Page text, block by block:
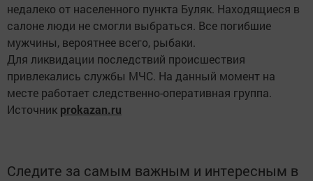
недалеко от населенного пункта Буляк. Находящиеся в
салоне люди не смогли выбраться. Все погибшие
мужчины, вероятнее всего, рыбаки.
Для ликвидации последствий происшествия
привлекались службы МЧС. На данный момент на
месте работает следственно-оперативная группа.
Источник prokazan.ru
Следите за самым важным и интересным в